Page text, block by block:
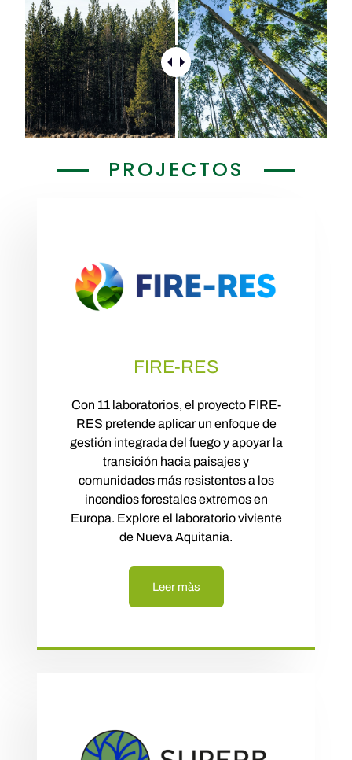
PROJECTOS
FIRE-RES
Con 11 laboratorios, el proyecto FIRE-
RES pretende aplicar un enfoque de
gestión integrada del fuego y apoyar la
transición hacia paisajes y
comunidades más resistentes a los
incendios forestales extremos en
Europa. Explore el laboratorio viviente
de Nueva Aquitania.
Leer màs